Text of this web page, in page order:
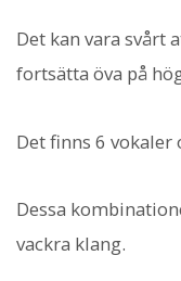
Det kan vara svårt
fortsätta öva på
Det finns 6 vokaler
Dessa
vackra klang.